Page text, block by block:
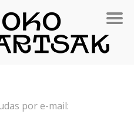
por e-mail: